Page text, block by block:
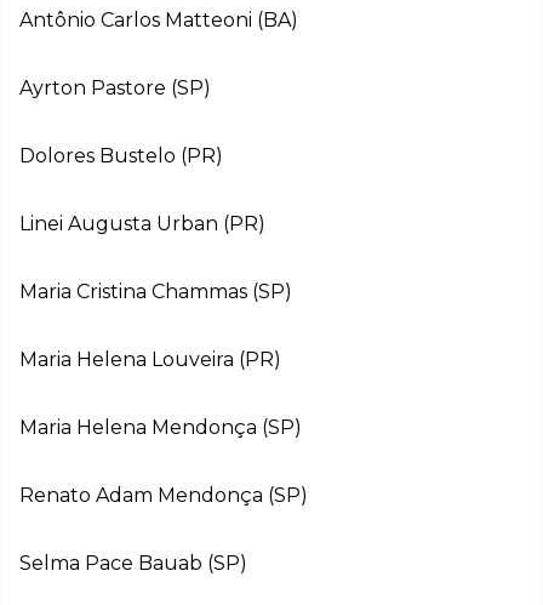
Antônio Carlos Matteoni (BA)
Ayrton Pastore (SP)
Dolores Bustelo (PR)
Linei Augusta Urban (PR)
Maria Cristina Chammas (SP)
Maria Helena Louveira (PR)
Maria Helena Mendonça (SP)
Renato Adam Mendonça (SP)
Selma Pace Bauab (SP)